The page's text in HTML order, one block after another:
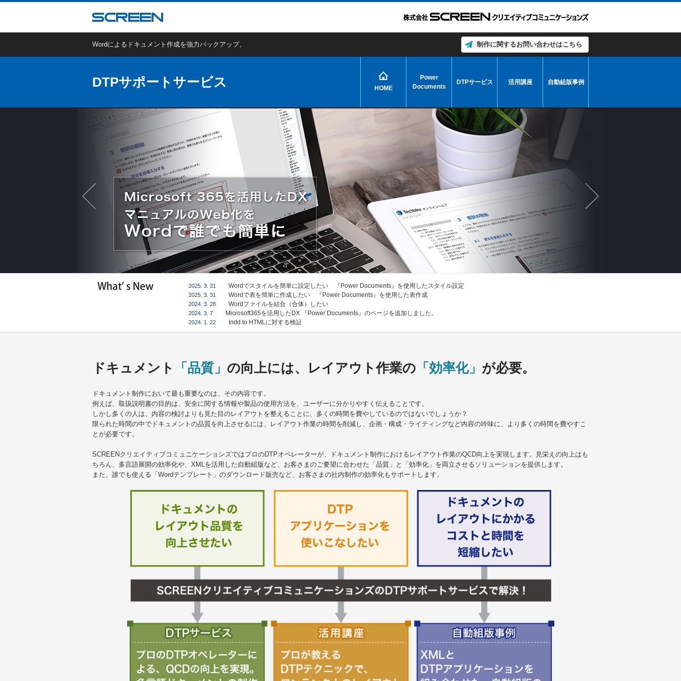
Wordによるドキュメント作成を強力バックアップ。 制作に関するお問い合わせはこちら
DTPサポートサービス HOME
Power
Documents
DTPサービス 活用講座 自動組版事例
2025. 3. 31 Wordでスタイルを簡単に設定したい 『Power Documents』を使用したスタイル設定
2025. 3. 31 Wordで表を簡単に作成したい 『Power Documents』を使用した表作成
2024. 3. 28 Wordファイルを結合（合体）したい
2024. 3. 7 Microsoft365を活用したDX 『Power Documents』のページを追加しました。
2024. 1. 22 Indd to HTMLに対する検証
ドキュメント 「品質」 の向上には、レイアウト作業の 「効率化」 が必要。
ドキュメント制作において最も重要なのは、その内容です。
例えば、取扱説明書の目的は、安全に関する情報や製品の使用方法を、ユーザーに分かりやすく伝えることです。
しかし多くの人は、内容の検討よりも見た目のレイアウトを整えることに、多くの時間を費やしているのではないでしょうか？
限られた時間の中でドキュメントの品質を向上させるには、レイアウト作業の時間を削減し、企画・構成・ライティングなど内容の吟味に、より多くの時間を費やすこ
とが必要です。
SCREENクリエイティブコミュニケーションズではプロのDTPオペレーターが、ドキュメント制作におけるレイアウト作業のQCD向上を実現します。見栄えの向上はも
ちろん、多言語展開の効率化や、XMLを活用した自動組版など、お客さまのご要望に合わせた「品質」と「効率化」を両立させるソリューションを提供します。
また、誰でも使える「Wordテンプレート」のダウンロード販売など、お客さまの社内制作の効率化もサポートします。